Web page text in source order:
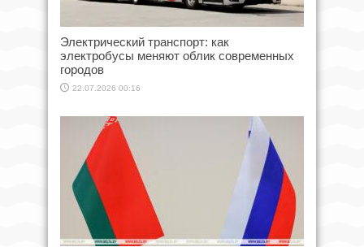
Электрический транспорт: как
электробусы меняют облик современных
городов
22.07.2026 00:16